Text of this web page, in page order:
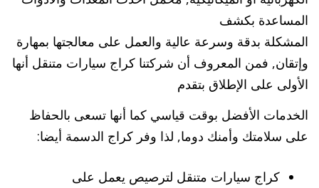
المساعدة بكشف
المشكلة بدقة وسرعة عالية والعمل على معالجتها بمهارة
وإتقان, فمن المعروف أن شركتنا كراج سيارات متنقل أنها
الأولى على الإطلاق بتقدم
الخدمات الأفضل بوقت قياسي كما أنها تسعى بالحفاظ
على سلامتك وأمنك دوما, لذا وفر كراج الدسمة أيضا:
كراج سيارات متنقل لترصيص يعمل على